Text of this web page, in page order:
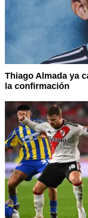
Thiago Almada ya
la confirmación